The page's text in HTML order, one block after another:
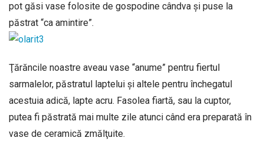
pot găsi vase folosite de gospodine cândva şi puse la
păstrat “ca amintire”.
Ţărăncile noastre aveau vase “anume” pentru fiertul
sarmalelor, păstratul laptelui şi altele pentru închegatul
acestuia adică, lapte acru. Fasolea fiartă, sau la cuptor,
putea fi păstrată mai multe zile atunci când era preparată în
vase de ceramică zmălţuite.